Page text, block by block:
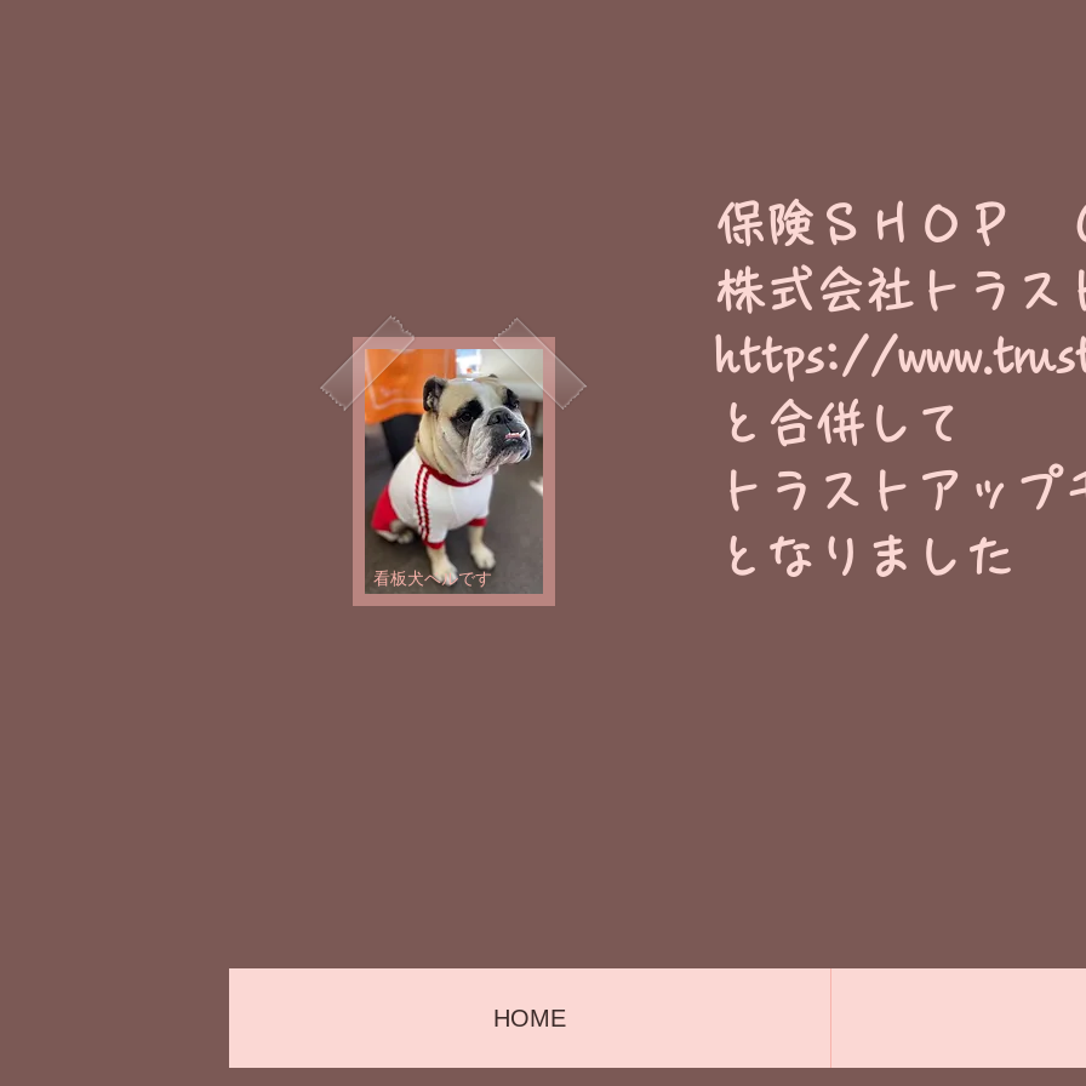
看板犬ベルです
保険ＳＨＯＰ
株式会社トラス
https://
と合併して
トラストアップ
​となりました
HOME